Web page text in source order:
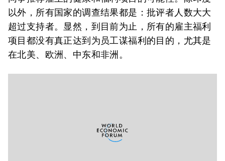
以外，所有国家的调查结果都是：批评者人数大大
超过支持者。显然，到目前为止，所有的雇主福利
项目都没有真正达到为员工谋福利的目的，尤其是
在北美、欧洲、中东和非洲。